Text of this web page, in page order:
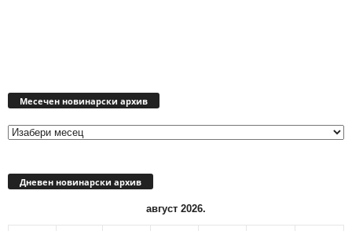
Месечен новинарски архив
Дневен новинарски архив
август 2026.